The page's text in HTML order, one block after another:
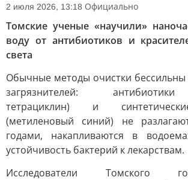
2 июля 2026, 13:18 Официально
Томские ученые «научили»
воду от антибиотиков и
света
Обычные методы очистки бессильны
загрязнителей:
тетрациклин) и
(метиленовый синий) не
годами, накапливаются в
устойчивость бактерий к лекарствам.
Исследователи Томского